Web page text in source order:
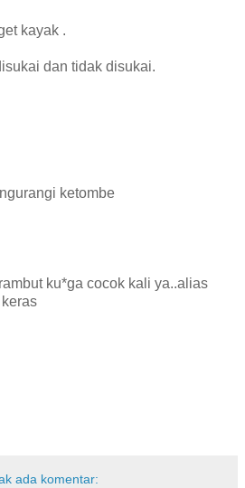
kayak .
dan tidak disukai.
ketombe
ku*ga cocok kali ya..alias
ada komentar: